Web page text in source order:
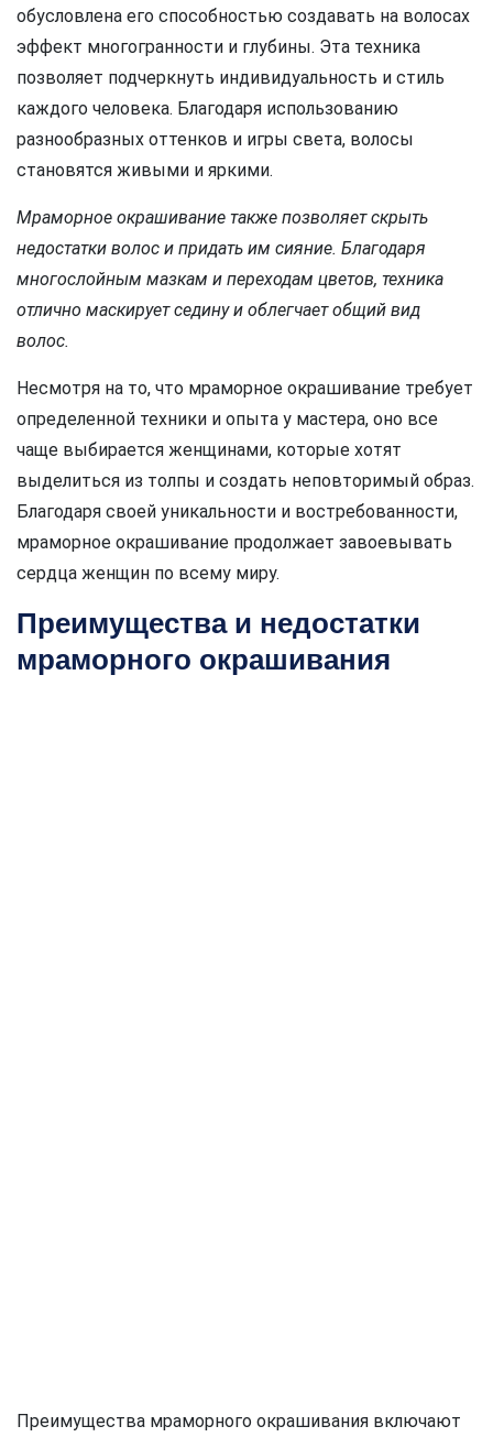
обусловлена его способностью создавать на волосах
эффект многогранности и глубины. Эта техника
позволяет подчеркнуть индивидуальность и стиль
каждого человека. Благодаря использованию
разнообразных оттенков и игры света, волосы
становятся живыми и яркими.
Мраморное окрашивание также позволяет скрыть
недостатки волос и придать им сияние. Благодаря
многослойным мазкам и переходам цветов, техника
отлично маскирует седину и облегчает общий вид
волос.
Несмотря на то, что мраморное окрашивание требует
определенной техники и опыта у мастера, оно все
чаще выбирается женщинами, которые хотят
выделиться из толпы и создать неповторимый образ.
Благодаря своей уникальности и востребованности,
мраморное окрашивание продолжает завоевывать
сердца женщин по всему миру.
Преимущества и недостатки
мраморного окрашивания
Преимущества мраморного окрашивания включают